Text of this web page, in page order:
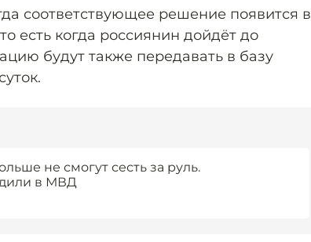
соответствующее решение появится в
есть когда россиянин дойдёт до
будут также передавать в базу
не смогут сесть за руль.
в МВД